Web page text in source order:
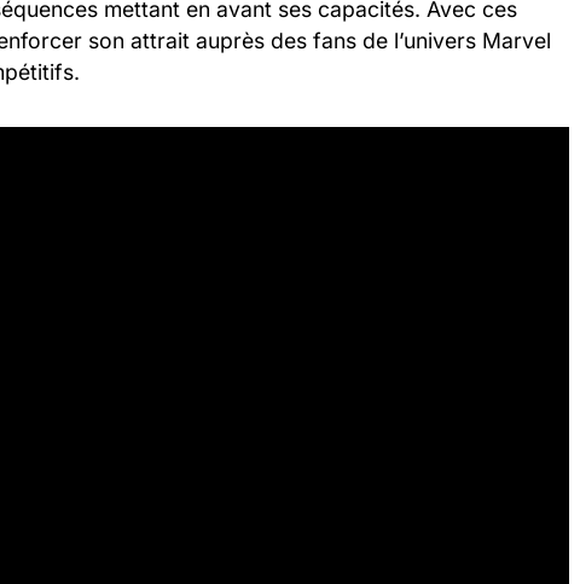
mettant en avant ses capacités. Avec ces
son attrait auprès des fans de l’univers Marvel